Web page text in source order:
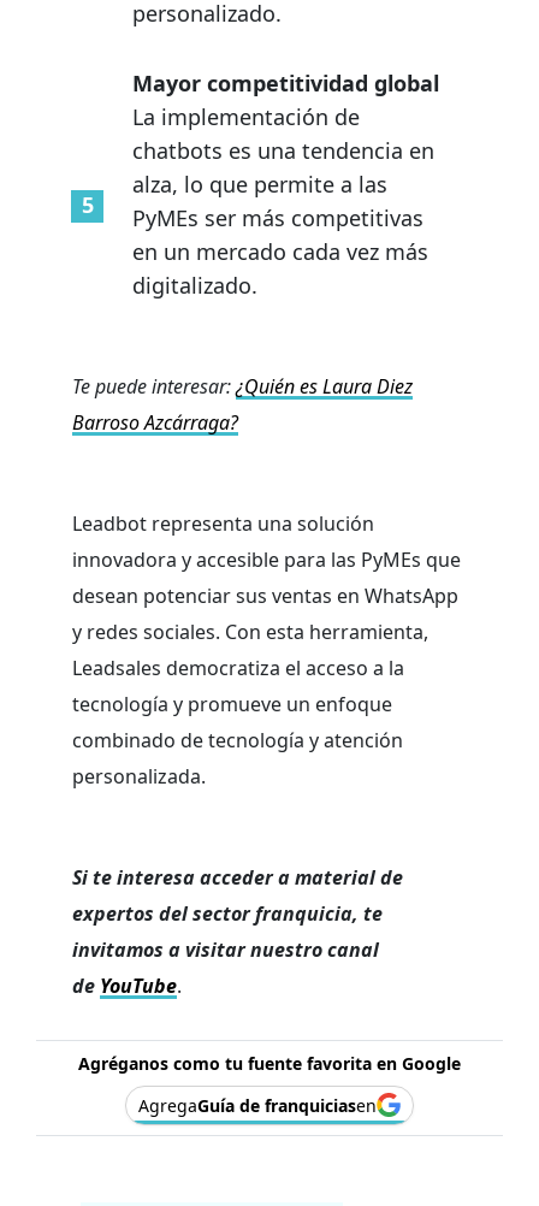
personalizado.
Mayor competitividad global
La implementación de
chatbots es una tendencia en
alza, lo que permite a las
PyMEs ser más competitivas
en un mercado cada vez más
digitalizado.
Te puede interesar:​​¿Quién es Laura Diez
Barroso Azcárraga?
Leadbot representa una solución
innovadora y accesible para las PyMEs que
desean potenciar sus ventas en WhatsApp
y redes sociales. Con esta herramienta,
Leadsales democratiza el acceso a la
tecnología y promueve un enfoque
combinado de tecnología y atención
personalizada.
Si te interesa acceder a material de
expertos del sector franquicia, te
invitamos a visitar nuestro canal
de YouTube.
Agréganos como tu fuente favorita en Google
AgregaGuía de franquiciasen